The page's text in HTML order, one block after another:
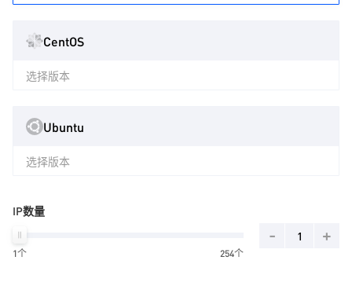
CentOS
选择版本
Ubuntu
选择版本
IP数量
1个 254个
- +